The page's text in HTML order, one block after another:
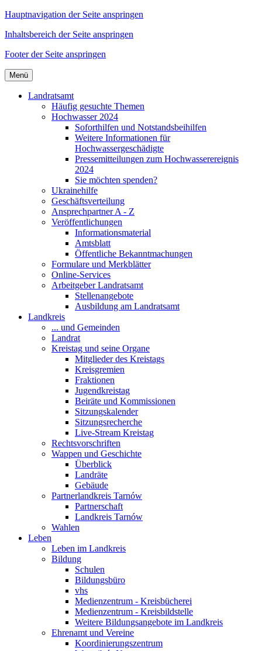
Hauptnavigation der Seite anspringen
Inhaltsbereich der Seite anspringen
Footer der Seite anspringen
Menü
Landratsamt
Häufig gesuchte Themen
Hochwasser 2024
Soforthilfen und Notstandsbeihilfen
Weitere Informationen für
Hochwassergeschädigte
Pressemitteilungen zum Hochwasserereignis
2024
Sie möchten spenden?
Ukrainehilfe
Geschäftsverteilung
Ansprechpartner A - Z
Veröffentlichungen
Informationsmaterial
Amtsblatt
Öffentliche Bekanntmachungen
Formulare und Merkblätter
Online-Services
Arbeitgeber Landratsamt
Stellenangebote
Ausbildung am Landratsamt
Landkreis
... und Gemeinden
Landrat
Kreistag und seine Organe
Mitglieder des Kreistags
Kreisgremien
Fraktionen
Jugendkreistag
Beiräte und Kommissionen
Sitzungskalender
Sitzungsrecherche
Live-Stream Kreistag
Rechtsvorschriften
Wappen und Geschichte
Überblick
Landräte
Gebäude
Partnerlandkreis Tarnów
Partnerschaft
Landkreis Tarnów
Wahlen
Leben
Leben im Landkreis
Bildung
Schulen
Bildungsbüro
vhs
Medienzentrum - Kreisbücherei
Medienzentrum - Kreisbildstelle
Weitere Bildungsangebote im Landkreis
Ehrenamt und Vereine
Koordinierungszentrum